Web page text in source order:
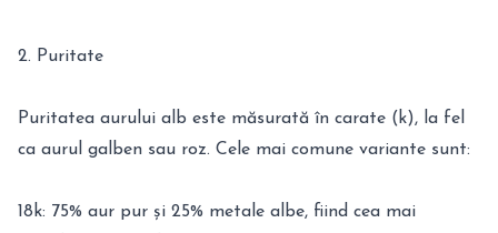
2. Puritate
Puritatea aurului alb este măsurată în carate (k), la fel
ca aurul galben sau roz. Cele mai comune variante sunt:
18k: 75% aur pur și 25% metale albe, fiind cea mai